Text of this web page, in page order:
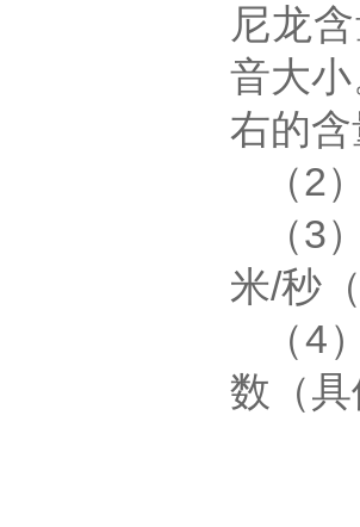
尼龙
音大
右的
（2
（3
米/秒
（4
数（